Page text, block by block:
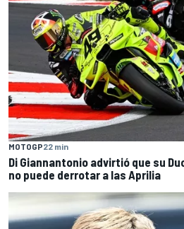
MOTOGP22 min
Di Giannantonio advirtió que su
no puede derrotar a las Aprilia